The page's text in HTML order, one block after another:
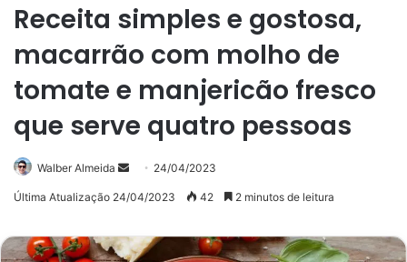
Receita simples e gostosa,
macarrão com molho de
tomate e manjericão fresco
que serve quatro pessoas
Walber Almeida
Mande24/04/2023
Última Atualização 24/04/2023 42 2 minutos de leitura